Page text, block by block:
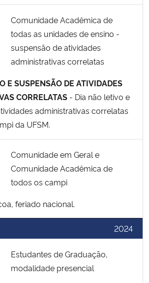
Comunidade Acadêmica de
todas as unidades de ensino -
suspensão de atividades
administrativas correlatas
E SUSPENSÃO DE ATIVIDADES
CORRELATAS - Dia não letivo e
administrativas correlatas
da UFSM.
Comunidade em Geral e
Comunidade Acadêmica de
todos os campi
feriado nacional.
2024
Estudantes de Graduação,
modalidade presencial